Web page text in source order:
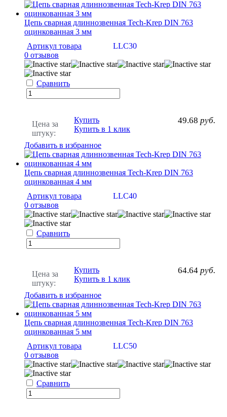
Цепь сварная длиннозвенная Tech-Krep DIN 763
оцинкованная 3 мм
Артикул товара
LLC30
0 отзывов
Сравнить
Цена за
штуку:
49.68 руб.
Купить
Купить в 1 клик
Добавить в избранное
Цепь сварная длиннозвенная Tech-Krep DIN 763
оцинкованная 4 мм
Артикул товара
LLC40
0 отзывов
Сравнить
Цена за
штуку:
64.64 руб.
Купить
Купить в 1 клик
Добавить в избранное
Цепь сварная длиннозвенная Tech-Krep DIN 763
оцинкованная 5 мм
Артикул товара
LLC50
0 отзывов
Сравнить